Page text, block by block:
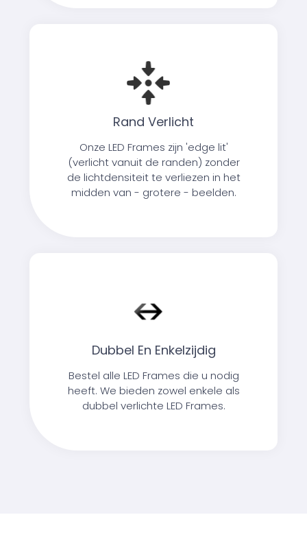
Rand Verlicht
Onze LED Frames zijn 'edge lit'
(verlicht vanuit de randen) zonder
de lichtdensiteit te verliezen in het
midden van - grotere - beelden.
Dubbel En Enkelzijdig
Bestel alle LED Frames die u nodig
heeft. We bieden zowel enkele als
dubbel verlichte LED Frames.